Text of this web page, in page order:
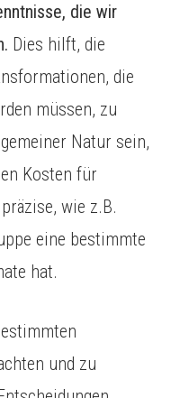
die wir
Dies hilft, die
die
müssen, zu
Natur sein,
Kosten für
wie z.B.
eine bestimmte
hat.
und zu